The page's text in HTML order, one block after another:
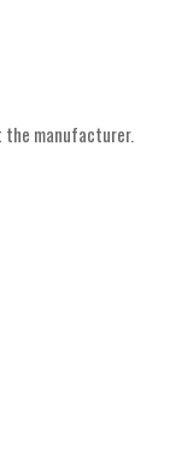
the manufacturer.